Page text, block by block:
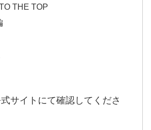
THE TOP
サイトにて確認してくださ